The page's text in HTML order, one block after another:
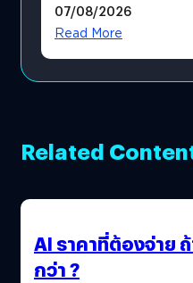
07/08/2026
Read More
Related
AI ราคาที่ต้องจ่าย
กว่า ?